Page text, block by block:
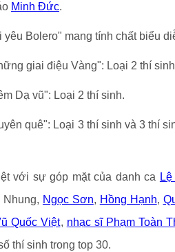
Minh Đức.
Bolero" mang tính chất biểu
giai điệu Vàng": Loại 2 thí
Dạ vũ": Loại 2 thí sinh.
quê": Loại 3 thí sinh và 3 thí
với sự góp mặt của danh ca
Ngọc Sơn, Hồng Hạnh,
Quốc Việt, nhạc sĩ Phạm Toàn
thí sinh trong top 30.